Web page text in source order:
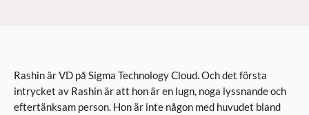
Rashin är VD på Sigma Technology Cloud. Och det första
intrycket av Rashin är att hon är en lugn, noga lyssnande och
eftertänksam person. Hon är inte någon med huvudet bland